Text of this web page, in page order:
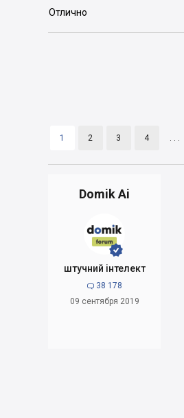
Отлично
1 2 3 4 . . .
Domik Ai


штучний інтелект
 38 178
09 сентября 2019